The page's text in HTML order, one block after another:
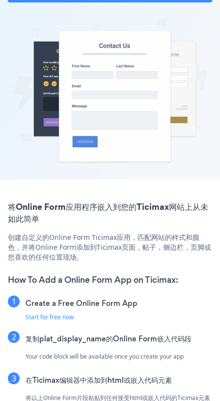
将Online Form应用程序嵌入到您的Ticimax网站上从未
如此简单
创建自定义的Online Form Ticimax应用，匹配网站的样式和颜
色，并将Online Form添加到Ticimax页面，帖子，侧边栏，页脚或
您喜欢的任何位置现场。
How To Add a Online Form App on Ticimax:
Create a Free Online Form App
Start for free now
复制plat_display_name的Online Form嵌入代码段
Your code block will be available once you create your app
在Ticimax编辑器中添加到html或嵌入代码元素
将以上Online Form片段粘贴到任何接受html或嵌入代码的Ticimax元素